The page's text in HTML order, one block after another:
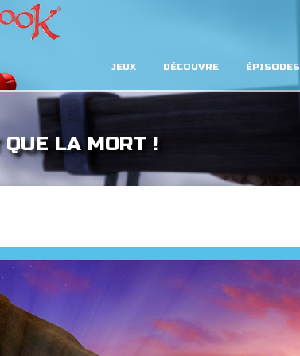
JEUX DÉCOUVRE ÉPISODES
LA MORT !